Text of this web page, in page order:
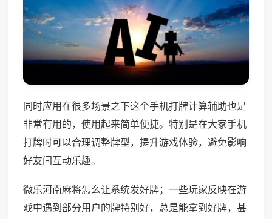
同时应用在很多场景之下这个手机打牌计算辅助也是
非常有用的，使用起来简单便捷。特别是在大家手机
打牌时可以合理调整牌型，提升游戏体验，避免影响
好友间互动乐趣。
微乐河南麻将怎么让系统发好牌；一些玩家反映在游
戏中遇到部分用户的牌特别好，总是能拿到好牌，甚